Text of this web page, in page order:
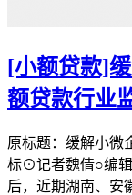
[小额贷款]
额贷款行业
原标题：缓解小微
标⊙记者魏倩○编
后，近期湖南、安